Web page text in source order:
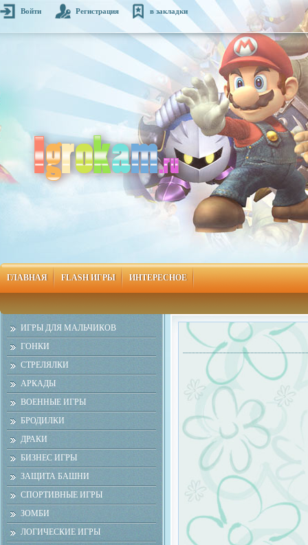
Войти Регистрация в закладки
ГЛАВНАЯ FLASH ИГРЫ ИНТЕРЕСНОЕ
ИГРЫ ДЛЯ МАЛЬЧИКОВ
ГОНКИ
СТРЕЛЯЛКИ
АРКАДЫ
ВОЕННЫЕ ИГРЫ
БРОДИЛКИ
ДРАКИ
БИЗНЕС ИГРЫ
ЗАЩИТА БАШНИ
СПОРТИВНЫЕ ИГРЫ
ЗОМБИ
ЛОГИЧЕСКИЕ ИГРЫ